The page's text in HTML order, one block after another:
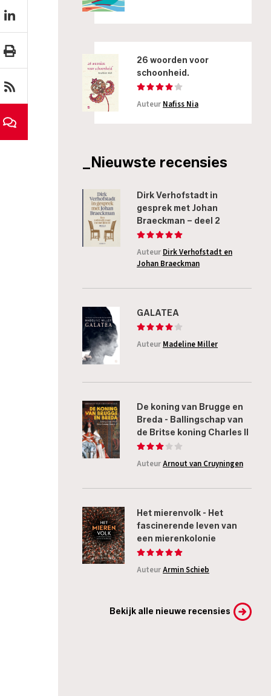
26 woorden voor
schoonheid.
Auteur Nafiss Nia
_Nieuwste recensies
Dirk Verhofstadt in
gesprek met Johan
Braeckman – deel 2
Auteur Dirk Verhofstadt en
Johan Braeckman
GALATEA
Auteur Madeline Miller
De koning van Brugge en
Breda - Ballingschap van
de Britse koning Charles II
AuteurArnout van Cruyningen
Het mierenvolk - Het
fascinerende leven van
een mierenkolonie
AuteurArmin Schieb
Bekijk alle nieuwe recensies